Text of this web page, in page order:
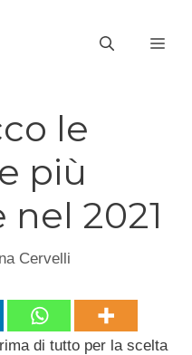
le
più
2021
Cervelli
di tutto per la scelta